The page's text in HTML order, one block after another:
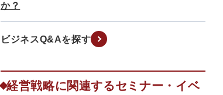
か？
ビジネスQ&Aを探す
経営戦略に関連するセミナー・イベ